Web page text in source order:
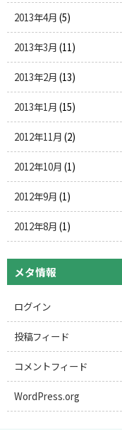
2013年4月 (5)
2013年3月 (11)
2013年2月 (13)
2013年1月 (15)
2012年11月 (2)
2012年10月 (1)
2012年9月 (1)
2012年8月 (1)
メタ情報
ログイン
投稿フィード
コメントフィード
WordPress.org